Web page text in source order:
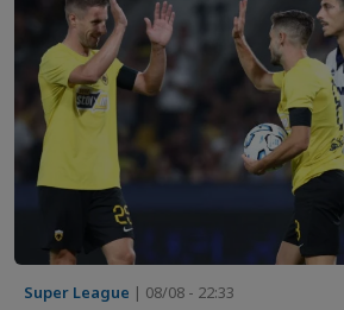
Super League | 08/08 - 22:33